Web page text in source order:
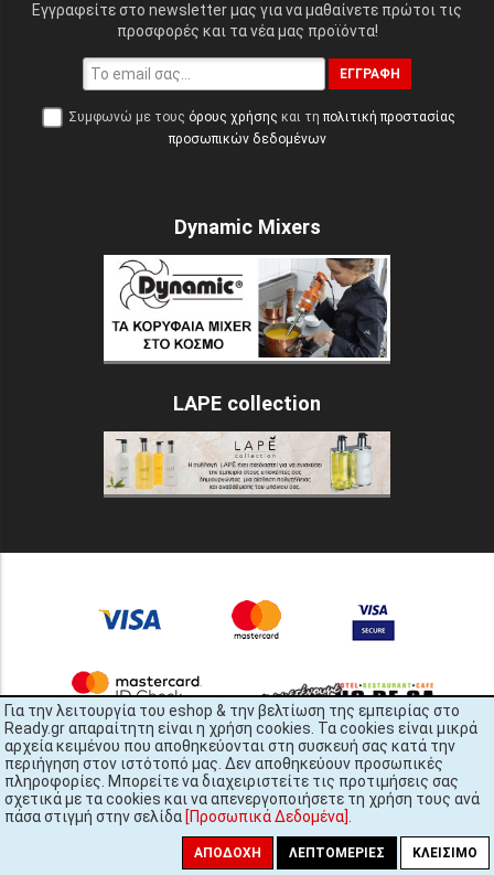
Για την λειτουργία του eshop & την βελτίωση της εμπειρίας στο
Ready.gr απαραίτητη είναι η χρήση cookies. Τα cookies είναι μικρά
αρχεία κειμένου που αποθηκεύονται στη συσκευή σας κατά την
περιήγηση στον ιστότοπό μας. Δεν αποθηκεύουν προσωπικές
πληροφορίες. Μπορείτε να διαχειριστείτε τις προτιμήσεις σας
σχετικά με τα cookies και να απενεργοποιήσετε τη χρήση τους ανά
πάσα στιγμή στην σελίδα [Προσωπικά Δεδομένα]
ΑΠΟΔΟΧΉ ΛΕΠΤΟΜΈΡΙΕΣ ΚΛΕΊΣΙΜΟ
Εγγραφείτε στο newsletter μας για να μαθαίνετε πρώτοι τις
προσφορές και τα νέα μας προϊόντα!
ΕΓΓΡΑΦΉ
Συμφωνώ με τους όρους χρήσης και τη πολιτική προστασίας
προσωπικών δεδομένων
Dynamic Mixers
LAPE collection
READY.gr © 2022 | All Rights Reserved
448x3145